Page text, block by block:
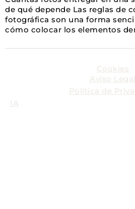
de qué depende Las reglas de
fotográfica son una forma
cómo colocar los elementos
Cookies
Aviso Legal
Política de
IA